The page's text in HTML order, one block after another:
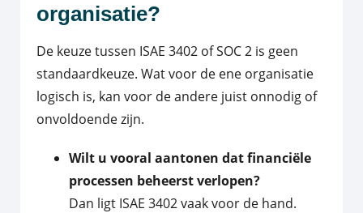
organisatie?
De keuze tussen ISAE 3402 of SOC 2 is geen
standaardkeuze. Wat voor de ene organisatie
logisch is, kan voor de andere juist onnodig of
onvoldoende zijn.
Wilt u vooral aantonen dat financiële
processen beheerst verlopen?
Dan ligt ISAE 3402 vaak voor de hand.